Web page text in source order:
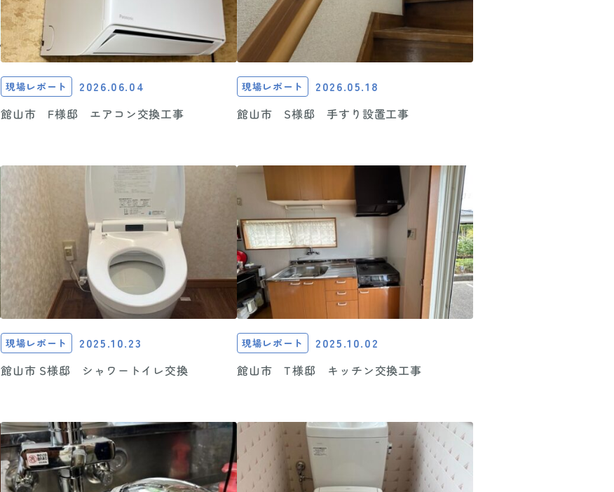
現場レポート 2026.06.04
館山市 F様邸 エアコン交換工事
現場レポート 2026.05.18
館山市 S様邸 手すり設置工事
現場レポート 2025.10.23
館山市 S様邸 シャワートイレ交換
現場レポート 2025.10.02
館山市 T様邸 キッチン交換工事